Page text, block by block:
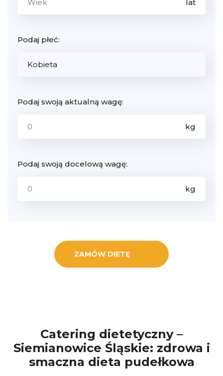
Podaj płeć:
Podaj swoją aktualną wagę:
Podaj swoją docelową wagę:
ZAMÓW DIETĘ
Catering dietetyczny –
Siemianowice Śląskie: zdrowa i
smaczna dieta pudełkowa